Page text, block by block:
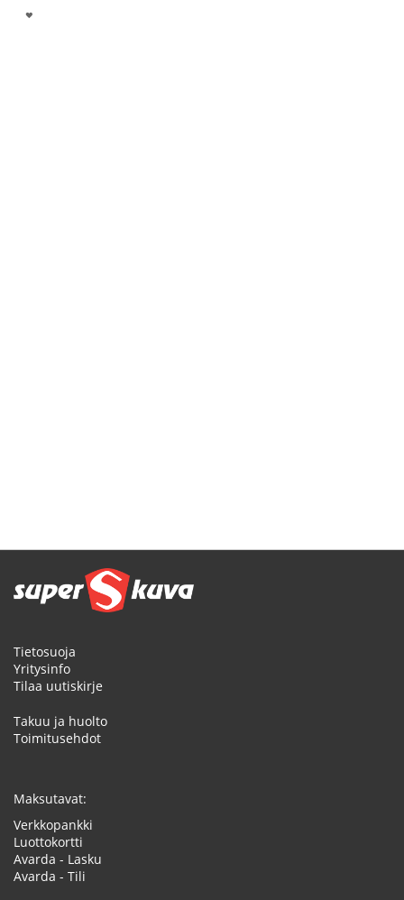
Tietosuoja
Yritysinfo
Tilaa uutiskirje
Takuu ja huolto
Toimitusehdot
Maksutavat:
Verkkopankki
Luottokortti
Avarda - Lasku
Avarda - Tili